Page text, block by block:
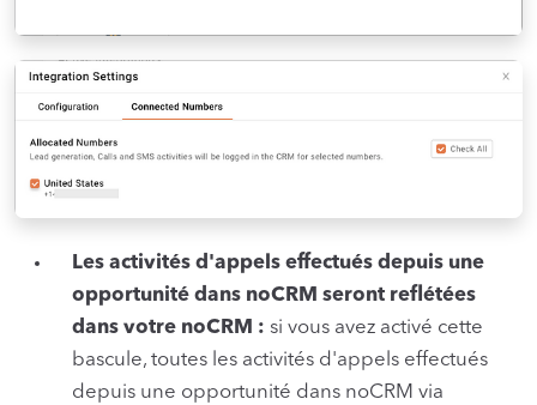
Les activités d'appels effectués depuis une
opportunité dans noCRM seront reflétées
dans votre noCRM : si vous avez activé cette
bascule, toutes les activités d'appels effectués
depuis une opportunité dans noCRM via